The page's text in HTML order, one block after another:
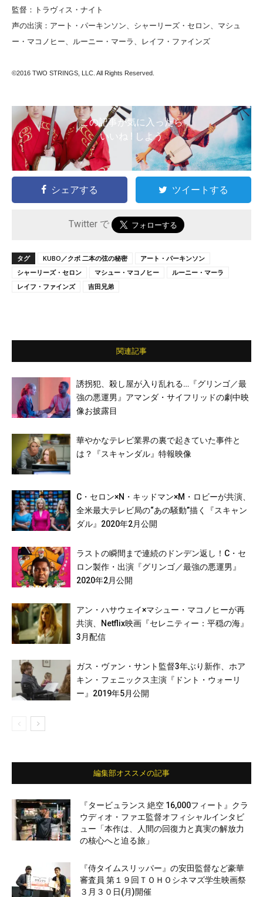
監督：トラヴィス・ナイト
声の出演：アート・パーキンソン、シャーリーズ・セロン、マシュ
ー・マコノヒー、ルーニー・マーラ、レイフ・ファインズ
©2016 TWO STRINGS, LLC. All Rights Reserved.
この記事が気に入ったら
いいね ! しよう
シェアする ツイートする
Twitter で
タグ KUBO／クボ 二本の弦の秘密
アート・パーキンソン
シャーリーズ・セロン
マシュー・マコノヒー
ルーニー・マーラ
レイフ・ファインズ
吉田兄弟
関連記事
誘拐犯、殺し屋が入り乱れる…『グリンゴ／最
強の悪運男』アマンダ・サイフリッドの劇中映
像お披露目
華やかなテレビ業界の裏で起きていた事件と
は？『スキャンダル』特報映像
C・セロン×N・キッドマン×M・ロビーが共演、
全米最大テレビ局の“あの騒動”描く『スキャン
ダル』2020年2月公開
ラストの瞬間まで連続のドンデン返し！C・セ
ロン製作・出演『グリンゴ／最強の悪運男』
2020年2月公開
アン・ハサウェイ×マシュー・マコノヒーが再
共演、Netflix映画『セレニティー：平穏の海』
3月配信
ガス・ヴァン・サント監督3年ぶり新作、ホア
キン・フェニックス主演『ドント・ウォーリ
ー』2019年5月公開
編集部オススメの記事
『タービュランス 絶空 16,000フィート』クラ
ウディオ・ファエ監督オフィシャルインタビ
ュー「本作は、人間の回復力と真実の解放力
の核心へと迫る旅」
『侍タイムスリッパー』の安田監督など豪華
審査員 第１９回ＴＯＨＯシネマズ学生映画祭
３月３０日(月)開催